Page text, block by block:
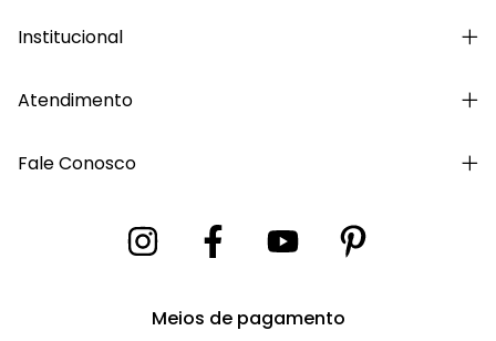
Institucional
Atendimento
Fale Conosco
Meios de pagamento